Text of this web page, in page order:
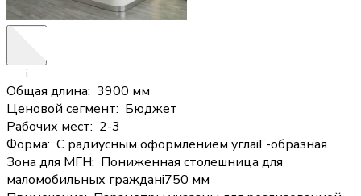
i
Общая длина: 3900 мм
Ценовой сегмент: Бюджет
Рабочих мест: 2-3
Форма: С радиусным оформлением углаiГ-образная
Зона для МГН: Пониженная столешница для
маломобильных гражданi750 мм